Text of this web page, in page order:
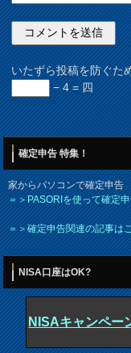
いたずら投稿を防ぐた
− 4 = 四
確定申告 特集！
家からパソコンで確定申告
＝＞PASORIを使って確定
＝＞確定申告関連の記事は
NISA口座はOK?
NISAキャンペー